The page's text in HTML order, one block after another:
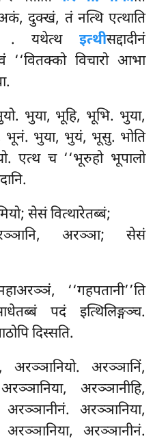
दुक्खं, तं नत्थि एत्थाति
. यथेत्थ इत्थीसद्दादीनं
‘‘वितक्को विचारो आभा
भुया, भूहि, भूभि. भुया,
भूनं. भुया, भुयं, भूसु. भोति
एत्थ च ‘‘भूरुहो भूपालो
सेसं वित्थारेतब्बं;
अरञ्ञा; सेसं
‘‘गहपतानी’’ति
पदं इत्थिलिङ्गञ्च.
दिस्सति.
अरञ्ञानियो. अरञ्ञानिं,
अरञ्ञानीहि,
अरञ्ञानिया,
अरञ्ञानीनं.